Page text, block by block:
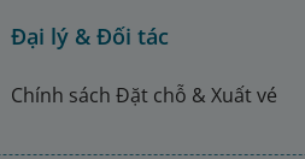
Đại lý & Đối tác
Chính sách Đặt chỗ & Xuất vé